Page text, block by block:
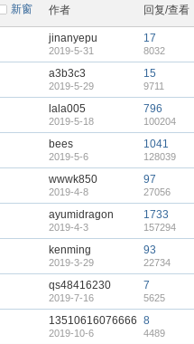
新窗 作者 回复/查看
jinanyepu
2019-5-31
17
8032
a3b3c3
2019-5-29
15
9711
lala005
2019-5-18
796
100204
bees
2019-5-6
1041
128039
wwwk850
2019-4-8
97
27056
ayumidragon
2019-4-3
1733
157294
kenming
2019-3-29
93
22734
qs48416230
2019-7-16
7
5625
13510616076666
2019-10-6
8
4489